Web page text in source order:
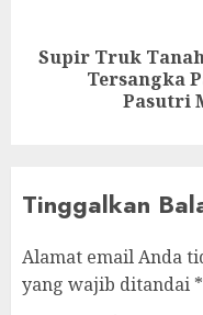
Next
Supir Truk
Tersangka
Pasutri
Tinggalkan
Alamat email Anda
yang wajib ditandai *